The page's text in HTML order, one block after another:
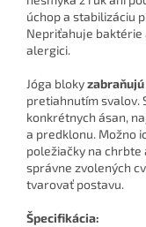
úchop a stabilizáciu
Nepriťahuje baktérie
alergici.
Jóga bloky
pretiahnutím svalov.
konkrétnych ásan,
a predklonu. Možno
poležiačky na chrbte
správne zvolených
tvarovať postavu.
Špecifikácia: